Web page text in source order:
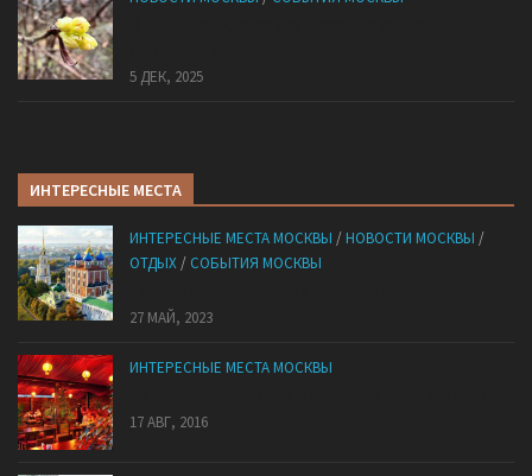
5 ДЕК, 2025
ИНТЕРЕСНЫЕ МЕСТА
ИНТЕРЕСНЫЕ МЕСТА МОСКВЫ /НОВОСТИ МОСКВЫ /
ОТДЫХ / СОБЫТИЯ МОСКВЫ
27 МАЙ, 2023
ИНТЕРЕСНЫЕ МЕСТА МОСКВЫ
17 АВГ, 2016